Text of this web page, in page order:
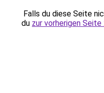
Falls du diese Seite
du zur vorherigen Seite